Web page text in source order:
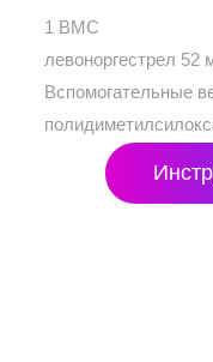
1 ВМС
левоноргестрел 52
Вспомогательные